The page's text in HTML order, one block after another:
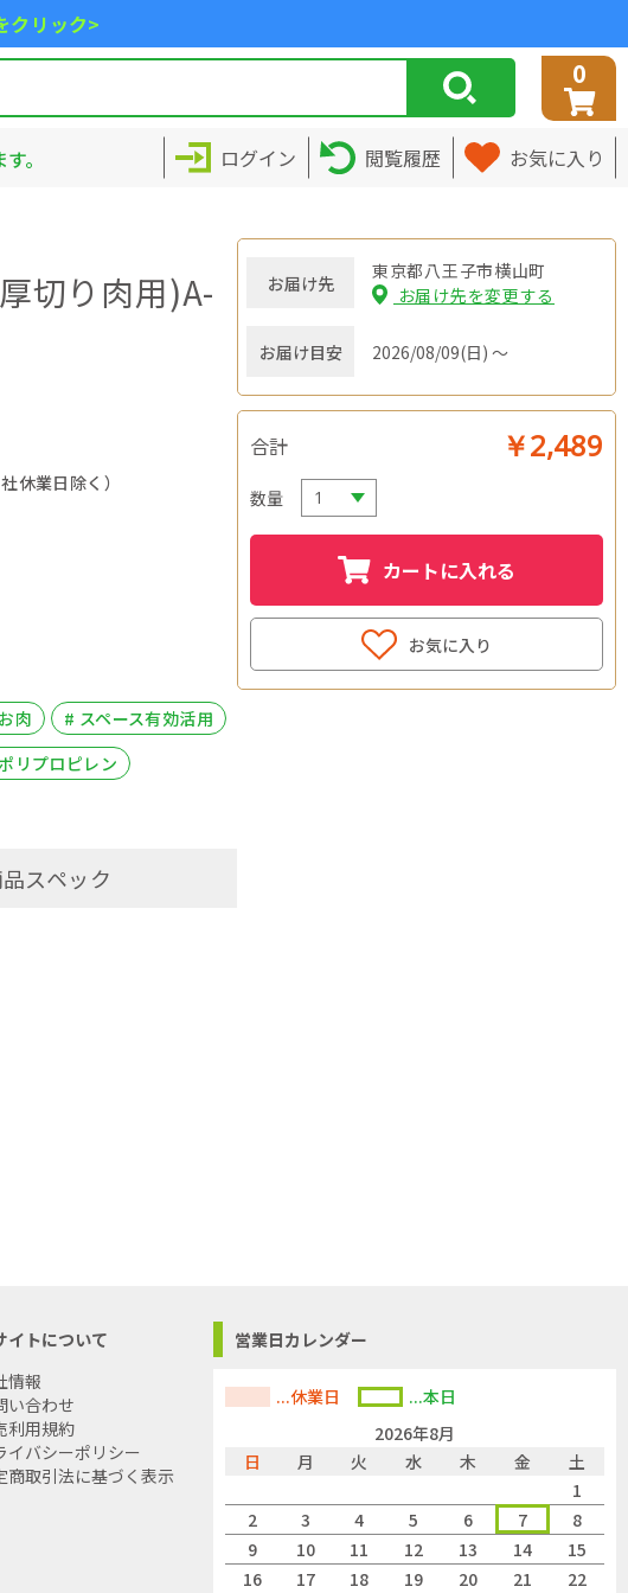
クリック>
0
。 ログイン 閲覧履歴 お気に入り
切り肉用)A-
休業日除く）
肉
# スペース有効活用
リプロピレン
スペック
お届け先
東京都八王子市横山町
お届け先を変更する
お届け目安 2026/08/09(日) ～
合計 ￥2,489
数量
カートに入れる
お気に入り
イトについて
情報
い合わせ
利用規約
イバシーポリシー
商取引法に基づく表示
営業日カレンダー
...休業日
...本日
2026年8月
日
月 火 水 木 金
土
1
2
3 4 5 6 7
8
9
10 11 12 13 14
15
16
17 18 19 20 21 22